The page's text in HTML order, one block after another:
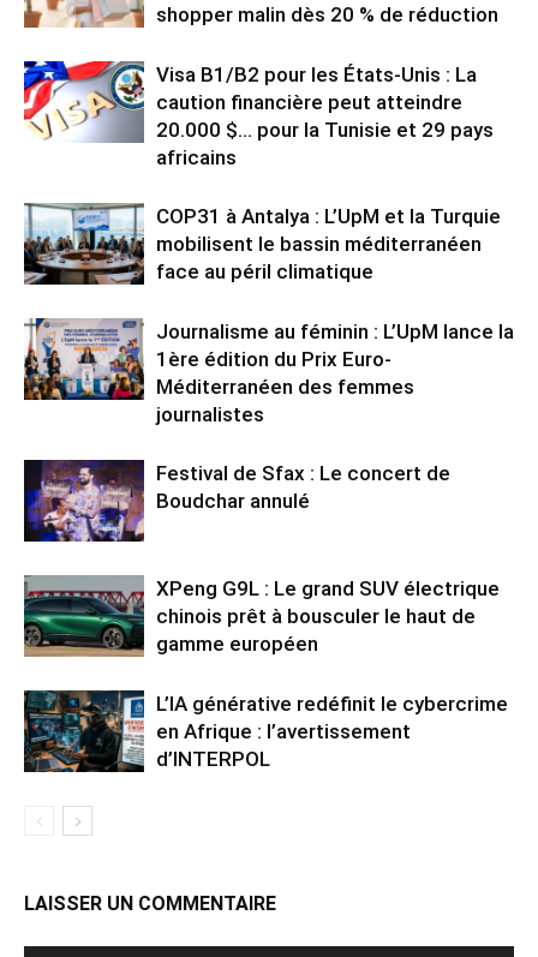
shopper malin dès 20 % de réduction
Visa B1/B2 pour les États-Unis : La
caution financière peut atteindre
20.000 $… pour la Tunisie et 29 pays
africains
COP31 à Antalya : L’UpM et la Turquie
mobilisent le bassin méditerranéen
face au péril climatique
Journalisme au féminin : L’UpM lance la
1ère édition du Prix Euro-
Méditerranéen des femmes
journalistes
Festival de Sfax : Le concert de
Boudchar annulé
XPeng G9L : Le grand SUV électrique
chinois prêt à bousculer le haut de
gamme européen
L’IA générative redéfinit le cybercrime
en Afrique : l’avertissement
d’INTERPOL
LAISSER UN COMMENTAIRE